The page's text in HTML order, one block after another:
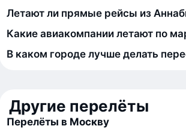
Летают ли прямые рейсы из
Какие авиакомпании летают по
В каком городе лучше делать
Другие перелёты
Перелёты в Москву